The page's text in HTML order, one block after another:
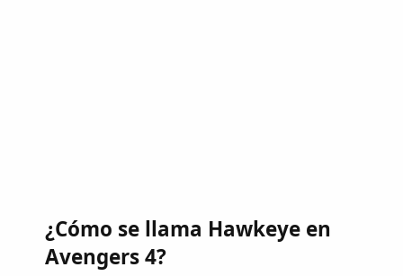
¿Cómo se llama Hawkeye en
Avengers 4?